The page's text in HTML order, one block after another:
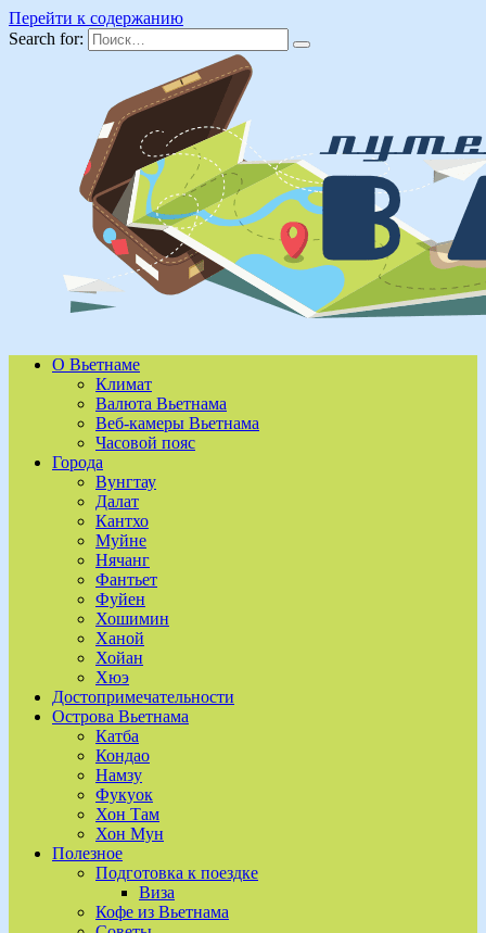
Перейти к содержанию
Search for:
О Вьетнаме
Климат
Валюта Вьетнама
Веб-камеры Вьетнама
Часовой пояс
Города
Вунгтау
Далат
Кантхо
Муйне
Нячанг
Фантьет
Фуйен
Хошимин
Ханой
Хойан
Хюэ
Достопримечательности
Острова Вьетнама
Катба
Кондао
Намзу
Фукуок
Хон Там
Хон Мун
Полезное
Подготовка к поездке
Виза
Кофе из Вьетнама